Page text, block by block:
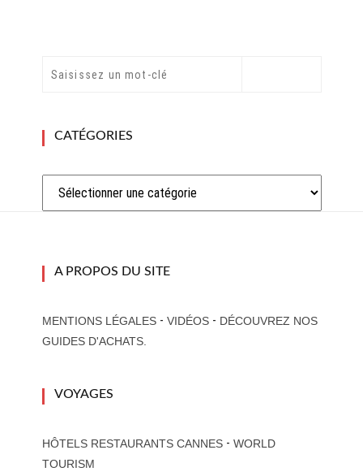
CATÉGORIES
A PROPOS DU SITE
MENTIONS LÉGALES- VIDÉOS- DÉCOUVREZ NOS
GUIDES D'ACHATS.
VOYAGES
HÔTELS RESTAURANTS CANNES- WORLD
TOURISM